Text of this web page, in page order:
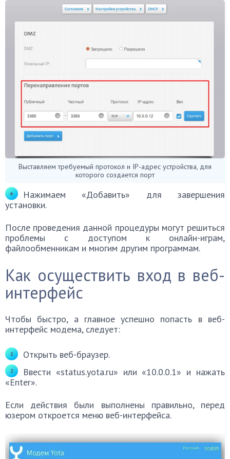
Выставляем требуемый протокол и IP-адрес устройства, для
которого создается порт
Нажимаем «Добавить» для завершения
установки.
После проведения данной процедуры могут решиться
проблемы с доступом к онлайн-играм,
файлообменникам и многим другим программам.
Как осуществить вход в веб-
интерфейс
Чтобы быстро, а главное успешно попасть в веб-
интерфейс модема, следует:
Открыть веб-браузер.
Ввести «status.yota.ru» или «10.0.0.1» и нажать
«Enter».
Если действия были выполнены правильно, перед
юзером откроется меню веб-интерфейса.